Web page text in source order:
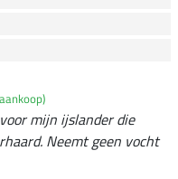
mijn ijslander die
Neemt geen vocht